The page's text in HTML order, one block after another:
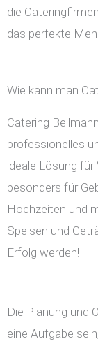
die
das perfekte
Wie kann man
Catering
professionelles
ideale Lösung
besonders für
Hochzeiten und
Speisen und
Erfolg werden!
Die Planung und
eine Aufgabe